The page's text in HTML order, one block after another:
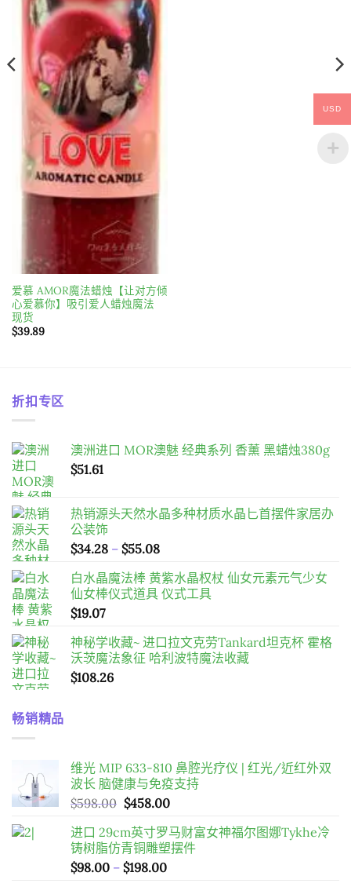
爱慕 AMOR魔法蜡烛【让对方倾
心爱慕你】吸引爱人蜡烛魔法
现货
$39.89
折扣专区
澳洲进口 MOR澳魅 经典系列 香薰 黑蜡烛380g
$51.61
热销源头天然水晶多种材质水晶匕首摆件家居办
公装饰
$34.28 – $55.08價
範
圍：
$55.08
白水晶魔法棒 黄紫水晶权杖 仙女元素元气少女
仙女棒仪式道具 仪式工具
$19.07
神秘学收藏~ 进口拉文克劳Tankard坦克杯 霍格
沃茨魔法象征 哈利波特魔法收藏
$108.26
畅销精品
维光 MIP 633-810 鼻腔光疗仪 | 红光/近红外双
波长 脑健康与免疫支持
$598.00 原
價
格：
$598.00。
$458.00目
價
格：
进口 29cm英寸罗马财富女神福尔图娜Tykhe冷
铸树脂仿青铜雕塑摆件
$98.00 – $198.00價
USD